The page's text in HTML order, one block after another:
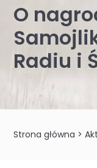
O
Radiu i
Strona główna >